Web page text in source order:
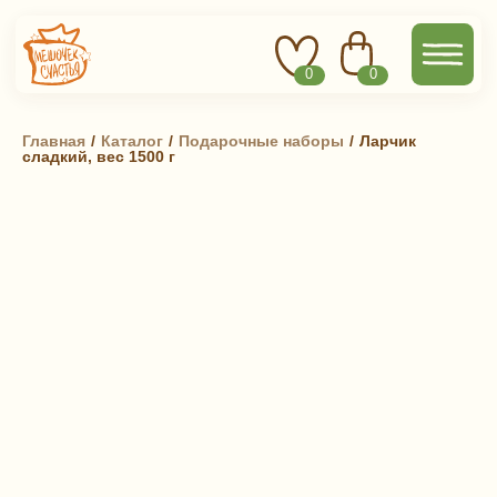
Главная / Каталог / Подарочные наборы / Ларчик
сладкий, вес 1500 г